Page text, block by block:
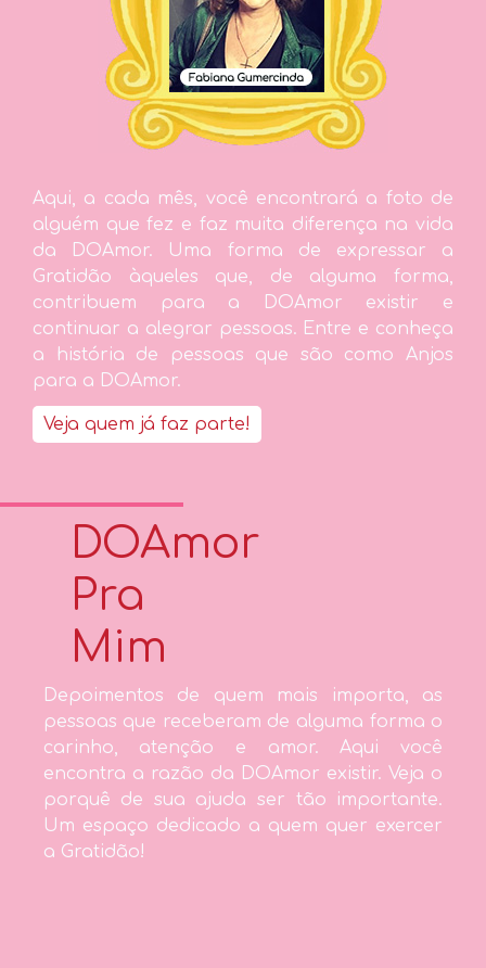
Aqui, a cada mês, você encontrará a foto de
alguém que fez e faz muita diferença na vida
da DOAmor. Uma forma de expressar a
Gratidão àqueles que, de alguma forma,
contribuem para a DOAmor existir e
continuar a alegrar pessoas. Entre e conheça
a história de pessoas que são como Anjos
para a DOAmor.
Veja quem já faz parte!
DOAmor
Pra
Mim
Depoimentos de quem mais importa, as
pessoas que receberam de alguma forma o
carinho, atenção e amor. Aqui você
encontra a razão da DOAmor existir. Veja o
porquê de sua ajuda ser tão importante.
Um espaço dedicado a quem quer exercer
a Gratidão!